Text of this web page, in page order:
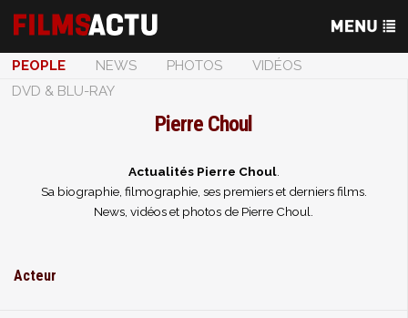
PEOPLE NEWS PHOTOS
VIDÉOS
DVD & BLU-RAY
Pierre Choul
Actualités Pierre Choul.
Sa biographie, filmographie, ses premiers et derniers films.
News, vidéos et photos de Pierre Choul.
Acteur